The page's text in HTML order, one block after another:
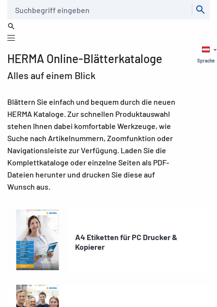
Sprache
HERMA Online-Blätterkataloge
Alles auf einem Blick
Blättern Sie einfach und bequem durch die neuen
HERMA Kataloge. Zur schnellen Produktauswahl
stehen Ihnen dabei komfortable Werkzeuge, wie
Suche nach Artikelnummern, Zoomfunktion oder
Navigationsleiste zur Verfügung. Laden Sie die
Komplettkataloge oder einzelne Seiten als PDF-
Dateien herunter und drucken Sie diese auf
Wunsch aus.
A4 Etiketten für PC Drucker &
Kopierer